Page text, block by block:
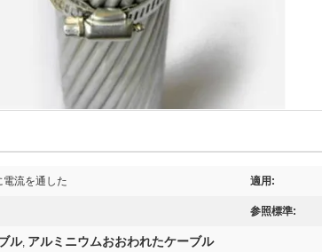
流を通した 適用:
参照標準:
ル, アルミニウムおおわれたケーブル